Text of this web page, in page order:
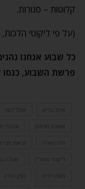
קלוטות – סגורות.
(על פי ליקוטי
כל שבוע אנחנו
פרשת השבוע, כנסו
אוכל כשר
אמונת חכמים אתגרי
חיה כשרה יציאת
ליקוטי מוהר"ן מעלה
משה רבינו מתן תורה